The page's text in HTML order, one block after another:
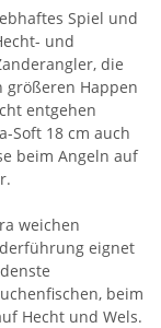
Spiel und
und
die
größeren Happen
entgehen
Soft 18 cm auch
beim Angeln auf
weichen
eignet
beim
Hecht und Wels.